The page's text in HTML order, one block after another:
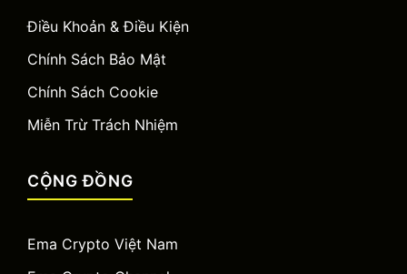
Điều Khoản & Điều Kiện
Chính Sách Bảo Mật
Chính Sách Cookie
Miễn Trừ Trách Nhiệm
CỘNG ĐỒNG
Ema Crypto Việt Nam